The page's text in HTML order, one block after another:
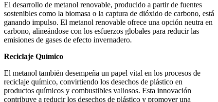
El desarrollo de metanol renovable, producido a partir de fuentes
sostenibles como la biomasa o la captura de dióxido de carbono, está
ganando impulso. El metanol renovable ofrece una opción neutra en
carbono, alineándose con los esfuerzos globales para reducir las
emisiones de gases de efecto invernadero.
Reciclaje Químico
El metanol también desempeña un papel vital en los procesos de
reciclaje químico, convirtiendo los desechos de plástico en
productos químicos y combustibles valiosos. Esta innovación
contribuye a reducir los desechos de plástico y promover una